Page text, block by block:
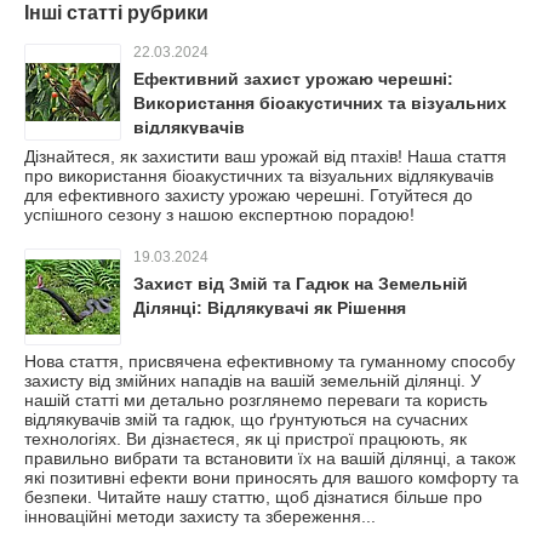
Інші статті рубрики
22.03.2024
Ефективний захист урожаю черешні:
Використання біоакустичних та візуальних
відлякувачів
Дізнайтеся, як захистити ваш урожай від птахів! Наша стаття
про використання біоакустичних та візуальних відлякувачів
для ефективного захисту урожаю черешні. Готуйтеся до
успішного сезону з нашою експертною порадою!
19.03.2024
Захист від Змій та Гадюк на Земельній
Ділянці: Відлякувачі як Рішення
Нова стаття, присвячена ефективному та гуманному способу
захисту від змійних нападів на вашій земельній ділянці. У
нашій статті ми детально розглянемо переваги та користь
відлякувачів змій та гадюк, що ґрунтуються на сучасних
технологіях. Ви дізнаєтеся, як ці пристрої працюють, як
правильно вибрати та встановити їх на вашій ділянці, а також
які позитивні ефекти вони приносять для вашого комфорту та
безпеки. Читайте нашу статтю, щоб дізнатися більше про
інноваційні методи захисту та збереження...